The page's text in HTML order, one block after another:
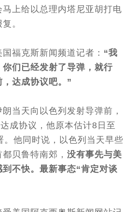
上给以总理内塔尼亚胡打电
。
福克斯新闻频道记者： “我
们已经发射了导弹，就行
达成协议吧。”
当天向以色列发射导弹前，
成协议，他原本估计8日至
。他同时说，以色列当天早些
都贝鲁特南郊，没有事先与美
不快。最新事态“肯定对谈